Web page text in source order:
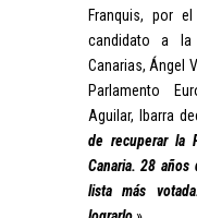
Franquis, por
candidato a la
Canarias, Ángel
Parlamento
Aguilar, Ibarra
de recuperar la
Canaria. 28 años
lista más